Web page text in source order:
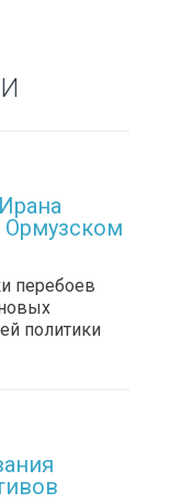
Ормузском
перебоев
политики